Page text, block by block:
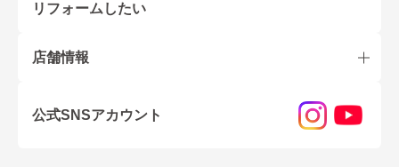
リフォームしたい
店舗情報
公式SNSアカウント